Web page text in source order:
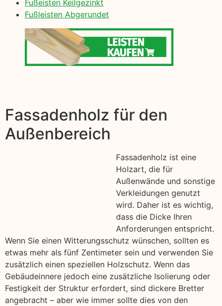
Fußeisten Keilgezinkt
Fußleisten Abgerundet
Fassadenholz für den
Außenbereich
Fassadenholz ist eine
Holzart, die für
Außenwände und sonstige
Verkleidungen genutzt
wird. Daher ist es wichtig,
dass die Dicke Ihren
Anforderungen entspricht.
Wenn Sie einen Witterungsschutz wünschen, sollten es
etwas mehr als fünf Zentimeter sein und verwenden Sie
zusätzlich einen speziellen Holzschutz. Wenn das
Gebäudeinnere jedoch eine zusätzliche Isolierung oder
Festigkeit der Struktur erfordert, sind dickere Bretter
angebracht – aber wie immer sollte dies von den